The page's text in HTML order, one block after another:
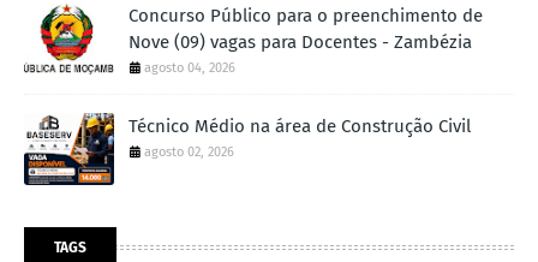
Concurso Público para o preenchimento de
Nove (09) vagas para Docentes - Zambézia
agosto 04, 2026
Técnico Médio na área de Construção Civil
agosto 02, 2026
TAGS